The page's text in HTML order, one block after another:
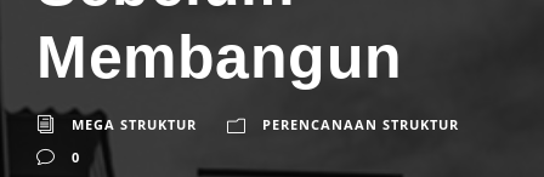
Membangun
MEGA STRUKTUR
PERENCANAAN STRUKTUR
0